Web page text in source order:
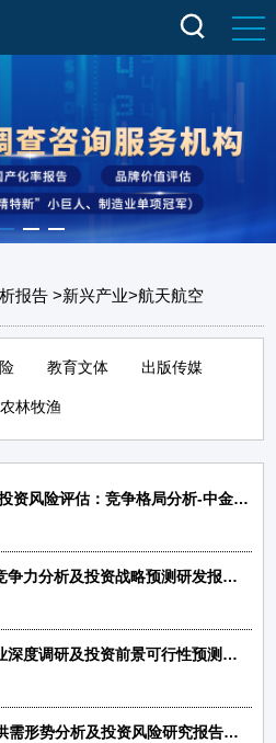
报告>新兴产业>航天航空
教育文体 出版传媒
农林牧渔
2026年全球及我国航空回收投资风险评估：竞争格局分析-中金企信发布
2026-2032年量子测量市场竞争力分析及投资战略预测研发报告-中金企信发布
2025-2031年民用无人机行业深度调研及投资前景可行性预测报告-中金企信发布
全球封闭式旅客登机桥行业供需形势分析及投资风险研究报告（2025-2031）-中金企信发布